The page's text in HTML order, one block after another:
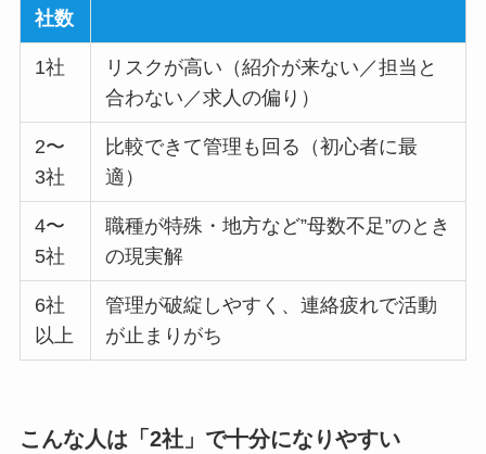
社数
1社
リスクが高い（紹介が来ない／担当と
合わない／求人の偏り）
2〜
3社
比較できて管理も回る（初心者に最
適）
4〜
5社
職種が特殊・地方など”母数不足”のとき
の現実解
6社
以上
管理が破綻しやすく、連絡疲れで活動
が止まりがち
こんな人は「2社」で十分になりやすい